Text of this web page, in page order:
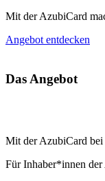
Mit der AzubiCard
Angebot entdecken
Das Angebot
Mit der AzubiCard bei
Für Inhaber*innen